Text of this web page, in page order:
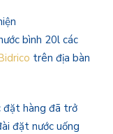
bình 20l các
trên địa bàn
đặt hàng đã trở
đặt nước uống